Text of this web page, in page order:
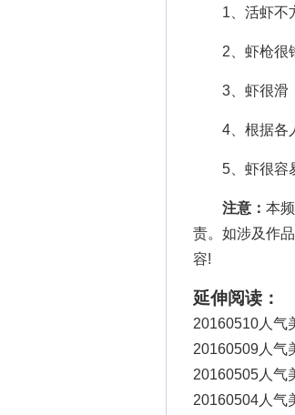
1、活虾不方
2、虾枪很锋
3、虾很滑，
4、根据各人
5、虾很容易
注意： 本
责。如涉及作
容!
延伸阅读：
20160510人气
20160509人气
20160505人气
20160504人气